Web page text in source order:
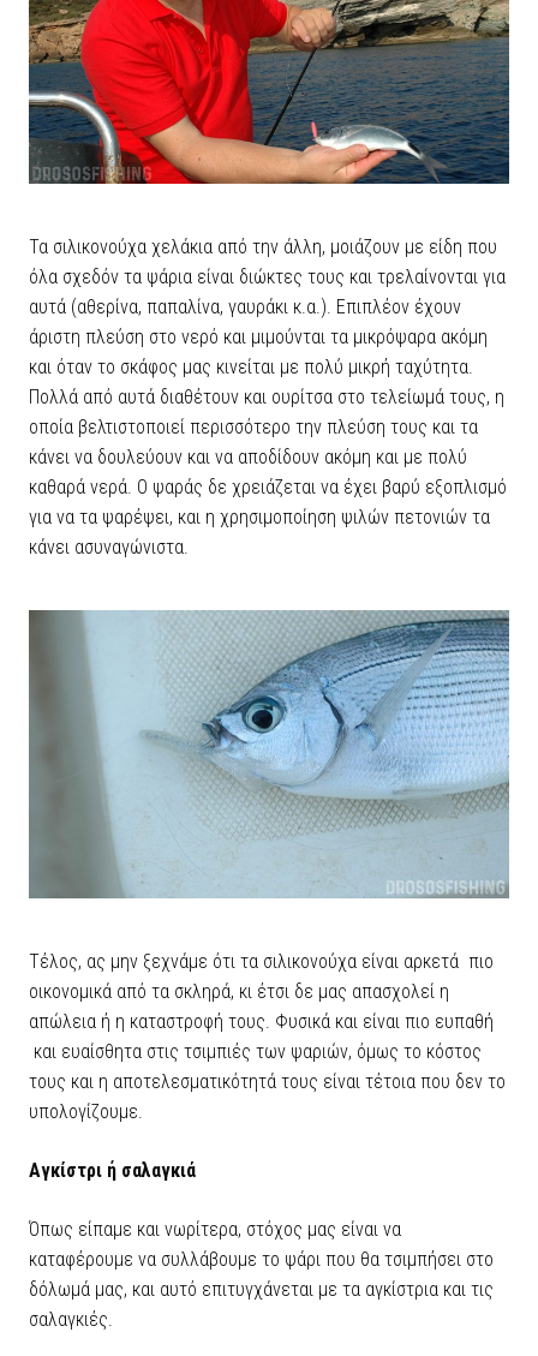
Τα σιλικονούχα χελάκια από την άλλη, μοιάζουν με είδη που
όλα σχεδόν τα ψάρια είναι διώκτες τους και τρελαίνονται για
αυτά (αθερίνα, παπαλίνα, γαυράκι κ.α.). Επιπλέον έχουν
άριστη πλεύση στο νερό και μιμούνται τα μικρόψαρα ακόμη
και όταν το σκάφος μας κινείται με πολύ μικρή ταχύτητα.
Πολλά από αυτά διαθέτουν και ουρίτσα στο τελείωμά τους, η
οποία βελτιστοποιεί περισσότερο την πλεύση τους και τα
κάνει να δουλεύουν και να αποδίδουν ακόμη και με πολύ
καθαρά νερά. Ο ψαράς δε χρειάζεται να έχει βαρύ εξοπλισμό
για να τα ψαρέψει, και η χρησιμοποίηση ψιλών πετονιών τα
κάνει ασυναγώνιστα.
Τέλος, ας μην ξεχνάμε ότι τα σιλικονούχα είναι αρκετά πιο
οικονομικά από τα σκληρά, κι έτσι δε μας απασχολεί η
απώλεια ή η καταστροφή τους. Φυσικά και είναι πιο ευπαθή
και ευαίσθητα στις τσιμπιές των ψαριών, όμως το κόστος
τους και η αποτελεσματικότητά τους είναι τέτοια που δεν το
υπολογίζουμε.
Αγκίστρι ή σαλαγκιά
Όπως είπαμε και νωρίτερα, στόχος μας είναι να
καταφέρουμε να συλλάβουμε το ψάρι που θα τσιμπήσει στο
δόλωμά μας, και αυτό επιτυγχάνεται με τα αγκίστρια και τις
σαλαγκιές.